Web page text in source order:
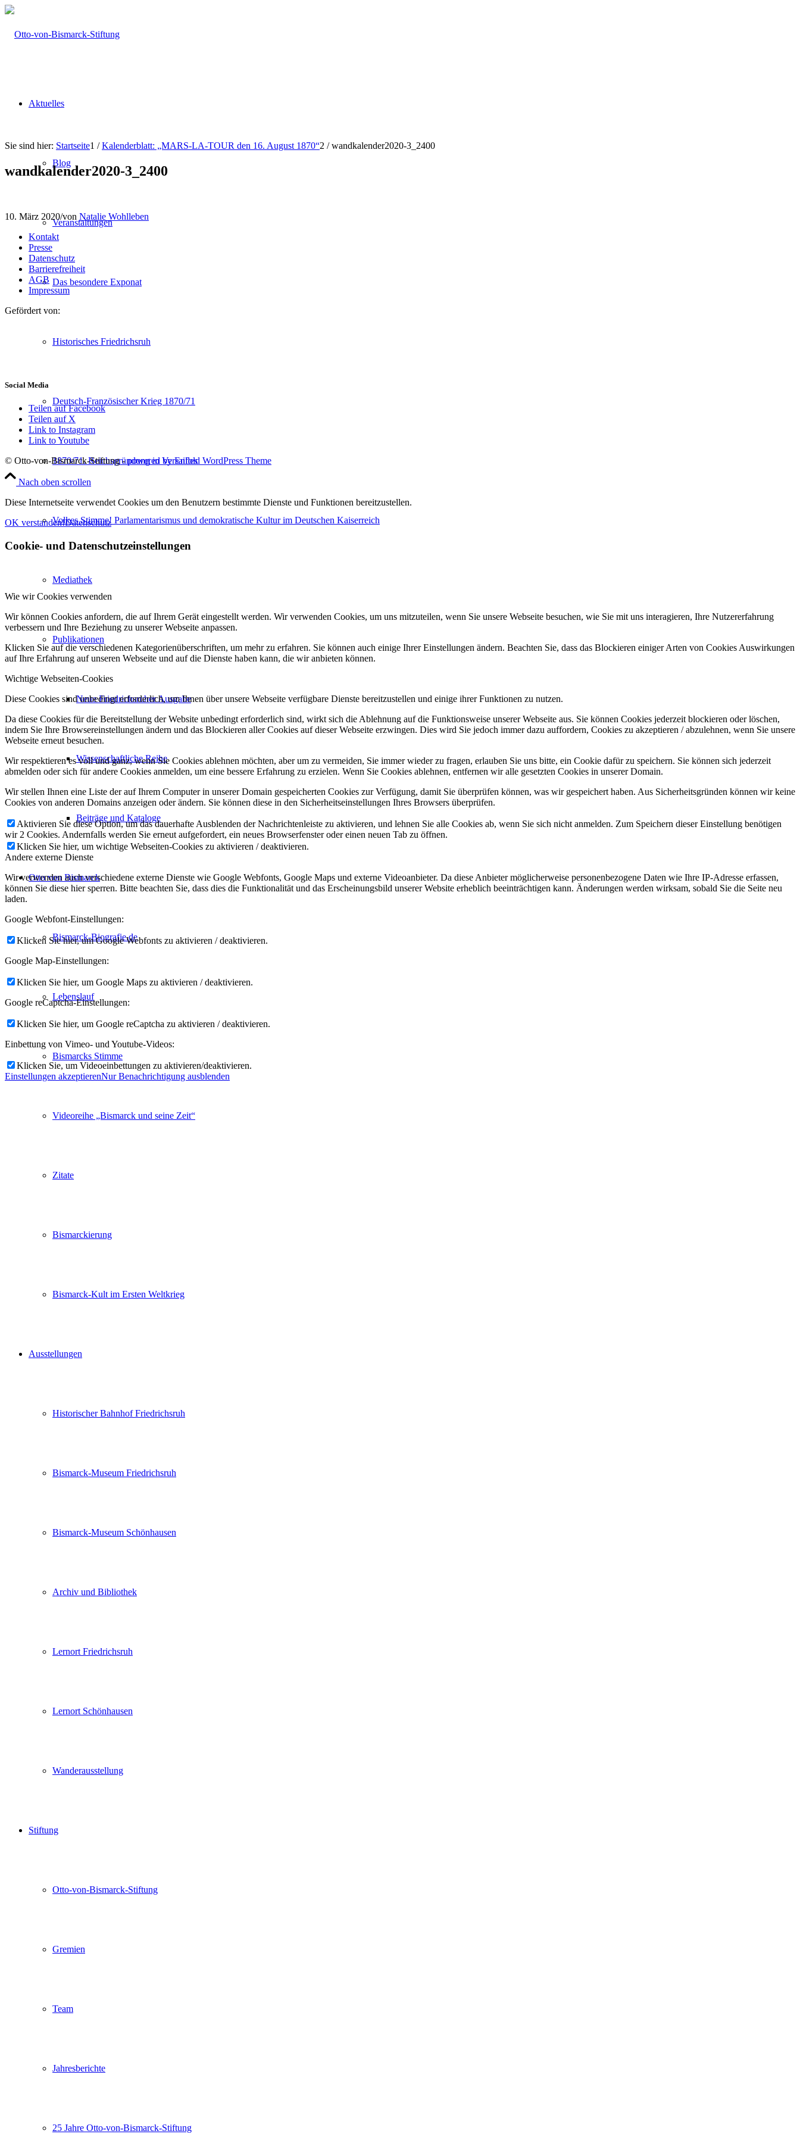
Aktuelles
Blog
Veranstaltungen
Das besondere Exponat
Historisches Friedrichsruh
Deutsch-Französischer Krieg 1870/71
1870/71. Reichsgründung in Versailles
Volkes Stimme! Parlamentarismus und demokratische Kultur im Deutschen Kaiserreich
Mediathek
Publikationen
Neue Friedrichsruher Ausgabe
Wissenschaftliche Reihe
Beiträge und Kataloge
Otto von Bismarck
Bismarck-Biografie.de
Lebenslauf
Bismarcks Stimme
Videoreihe „Bismarck und seine Zeit“
Zitate
Bismarckierung
Bismarck-Kult im Ersten Weltkrieg
Ausstellungen
Historischer Bahnhof Friedrichsruh
Bismarck-Museum Friedrichsruh
Bismarck-Museum Schönhausen
Archiv und Bibliothek
Lernort Friedrichsruh
Lernort Schönhausen
Wanderausstellung
Stiftung
Otto-von-Bismarck-Stiftung
Gremien
Team
Jahresberichte
25 Jahre Otto-von-Bismarck-Stiftung
Sie sind hier: Startseite1 / Kalenderblatt: „MARS-LA-TOUR den 16. August 1870“2 / wandkalender2020-3_2400
wandkalender2020-3_2400
10. März 2020/von Natalie Wohlleben
Kontakt
Presse
Datenschutz
Barrierefreiheit
AGB
Impressum
Gefördert von:
Social Media
Teilen auf Facebook
Teilen auf X
Link to Instagram
Link to Youtube
© Otto-von-Bismarck-Stiftung -powered by Enfold WordPress Theme
Nach oben scrollen
Diese Internetseite verwendet Cookies um den Benutzern bestimmte Dienste und Funktionen bereitzustellen.
OK verstanden!Datenschutz
Cookie- und Datenschutzeinstellungen
Wie wir Cookies verwenden
Wir können Cookies anfordern, die auf Ihrem Gerät eingestellt werden. Wir verwenden Cookies, um uns mitzuteilen, wenn Sie unsere Webseite besuchen, wie Sie mit uns interagieren, Ihre Nutzererfahrung
verbessern und Ihre Beziehung zu unserer Webseite anpassen.
Klicken Sie auf die verschiedenen Kategorienüberschriften, um mehr zu erfahren. Sie können auch einige Ihrer Einstellungen ändern. Beachten Sie, dass das Blockieren einiger Arten von Cookies Auswirkungen
auf Ihre Erfahrung auf unseren Webseite und auf die Dienste haben kann, die wir anbieten können.
Wichtige Webseiten-Cookies
Diese Cookies sind unbedingt erforderlich, um Ihnen über unsere Webseite verfügbare Dienste bereitzustellen und einige ihrer Funktionen zu nutzen.
Da diese Cookies für die Bereitstellung der Website unbedingt erforderlich sind, wirkt sich die Ablehnung auf die Funktionsweise unserer Webseite aus. Sie können Cookies jederzeit blockieren oder löschen,
indem Sie Ihre Browsereinstellungen ändern und das Blockieren aller Cookies auf dieser Webseite erzwingen. Dies wird Sie jedoch immer dazu auffordern, Cookies zu akzeptieren / abzulehnen, wenn Sie unsere
Webseite erneut besuchen.
Wir respektieren es voll und ganz, wenn Sie Cookies ablehnen möchten, aber um zu vermeiden, Sie immer wieder zu fragen, erlauben Sie uns bitte, ein Cookie dafür zu speichern. Sie können sich jederzeit
abmelden oder sich für andere Cookies anmelden, um eine bessere Erfahrung zu erzielen. Wenn Sie Cookies ablehnen, entfernen wir alle gesetzten Cookies in unserer Domain.
Wir stellen Ihnen eine Liste der auf Ihrem Computer in unserer Domain gespeicherten Cookies zur Verfügung, damit Sie überprüfen können, was wir gespeichert haben. Aus Sicherheitsgründen können wir keine
Cookies von anderen Domains anzeigen oder ändern. Sie können diese in den Sicherheitseinstellungen Ihres Browsers überprüfen.
Aktivieren Sie diese Option, um das dauerhafte Ausblenden der Nachrichtenleiste zu aktivieren, und lehnen Sie alle Cookies ab, wenn Sie sich nicht anmelden. Zum Speichern dieser Einstellung benötigen
wir 2 Cookies. Andernfalls werden Sie erneut aufgefordert, ein neues Browserfenster oder einen neuen Tab zu öffnen.
Klicken Sie hier, um wichtige Webseiten-Cookies zu aktivieren / deaktivieren.
Andere externe Dienste
Wir verwenden auch verschiedene externe Dienste wie Google Webfonts, Google Maps und externe Videoanbieter. Da diese Anbieter möglicherweise personenbezogene Daten wie Ihre IP-Adresse erfassen,
können Sie diese hier sperren. Bitte beachten Sie, dass dies die Funktionalität und das Erscheinungsbild unserer Website erheblich beeinträchtigen kann. Änderungen werden wirksam, sobald Sie die Seite neu
laden.
Google Webfont-Einstellungen:
Klicken Sie hier, um Google Webfonts zu aktivieren / deaktivieren.
Google Map-Einstellungen:
Klicken Sie hier, um Google Maps zu aktivieren / deaktivieren.
Google reCaptcha-Einstellungen:
Klicken Sie hier, um Google reCaptcha zu aktivieren / deaktivieren.
Einbettung von Vimeo- und Youtube-Videos:
Klicken Sie, um Videoeinbettungen zu aktivieren/deaktivieren.
Einstellungen akzeptierenNur Benachrichtigung ausblenden